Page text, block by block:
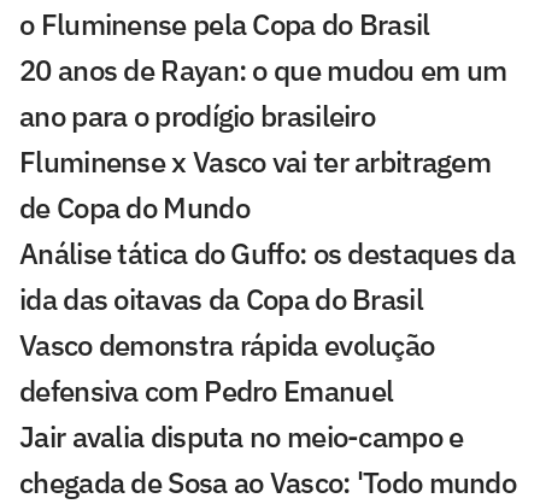
o Fluminense pela Copa do Brasil
20 anos de Rayan: o que mudou em um
ano para o prodígio brasileiro
Fluminense x Vasco vai ter arbitragem
de Copa do Mundo
Análise tática do Guffo: os destaques da
ida das oitavas da Copa do Brasil
Vasco demonstra rápida evolução
defensiva com Pedro Emanuel
Jair avalia disputa no meio-campo e
chegada de Sosa ao Vasco: 'Todo mundo